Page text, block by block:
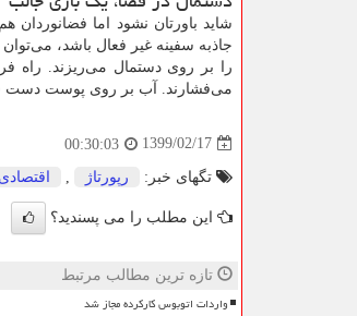
شاید باورتان نشود اما فضانوردان
جاذبه سفینه غیر فعال باشد،
را بر روی دستمال می‌ریزند. راه
می‌فشارند. آب بر روی پوست دست
1399/02/17
00:30:03
تگهای خبر: رپورتاژ اقتصادی
این مطلب را می پسندید؟
تازه ترین مطالب مرتبط
واردات اتوبوس کارکرده مجاز شد